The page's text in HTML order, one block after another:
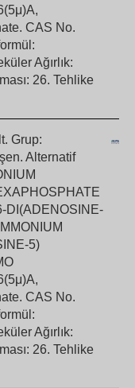
CAS No.
Ağırlık:
26. Tehlike
Grup:
Alternatif
DI(ADENOSINE-
5)
CAS No.
Ağırlık:
26. Tehlike